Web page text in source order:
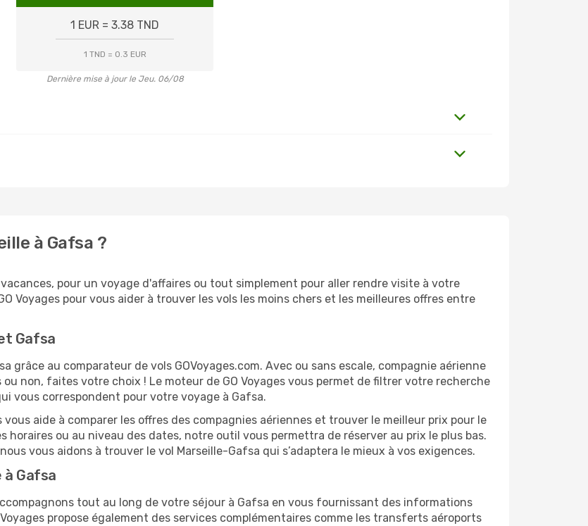
1 EUR = 3.38 TND
1 TND = 0.3 EUR
Dernière mise à jour le Jeu. 06/08
à Gafsa ?
pour un voyage d'affaires ou tout simplement pour aller rendre visite à votre
Voyages pour vous aider à trouver les vols les moins chers et les meilleures offres entre
Gafsa
grâce au comparateur de vols GOVoyages.com. Avec ou sans escale, compagnie aérienne
non, faites votre choix ! Le moteur de GO Voyages vous permet de filtrer votre recherche
vous correspondent pour votre voyage à Gafsa.
vous aide à comparer les offres des compagnies aériennes et trouver le meilleur prix pour le
horaires ou au niveau des dates, notre outil vous permettra de réserver au prix le plus bas.
vous aidons à trouver le vol Marseille-Gafsa qui s’adaptera le mieux à vos exigences.
à Gafsa
tout au long de votre séjour à Gafsa en vous fournissant des informations
propose également des services complémentaires comme les transferts aéroports